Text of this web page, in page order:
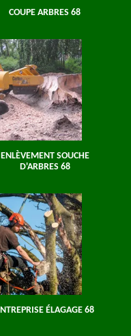
COUPE ARBRES 68
ENLÈVEMENT SOUCHE
D'ARBRES 68
ÉLAGAGE 68